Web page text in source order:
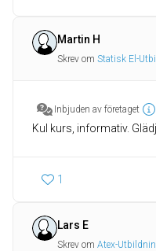
Martin H
Skrev om Statisk El-
Inbjuden av företaget
Kul kurs, informativ.
1
Lars E
Skrev om Atex-